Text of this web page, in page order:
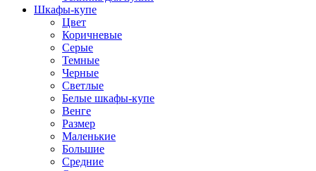
Шкафы-купе
Цвет
Коричневые
Серые
Темные
Черные
Светлые
Белые шкафы-купе
Венге
Размер
Маленькие
Большие
Средние